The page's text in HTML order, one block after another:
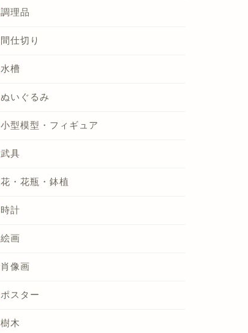
調理品
間仕切り
水槽
ぬいぐるみ
小型模型・フィギュア
武具
花・花瓶・鉢植
時計
絵画
肖像画
ポスター
樹木